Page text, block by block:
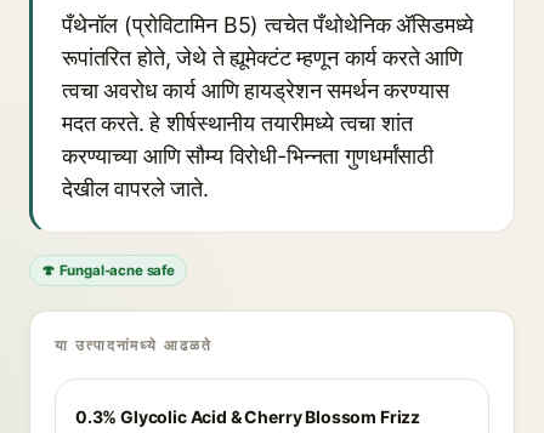
पँथेनॉल (प्रोविटामिन B5) त्वचेत पँथोथेनिक अ‍ॅसिडमध्ये
रूपांतरित होते, जेथे ते ह्यूमेक्टंट म्हणून कार्य करते आणि
त्वचा अवरोध कार्य आणि हायड्रेशन समर्थन करण्यास
मदत करते. हे शीर्षस्थानीय तयारीमध्ये त्वचा शांत
करण्याच्या आणि सौम्य विरोधी-भिन्नता गुणधर्मांसाठी
देखील वापरले जाते.
🍄 Fungal-acne safe
या उत्पादनांमध्ये आढळते
0.3% Glycolic Acid & Cherry Blossom Frizz